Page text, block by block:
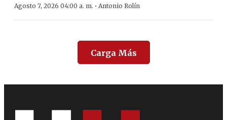
Agosto 7, 2026 04:00 a. m. · Antonio Rolín
Carga Más